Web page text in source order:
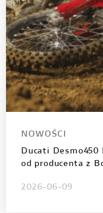
NOWOŚCI
Ducati Desmo450
od producenta z
2026-06-09